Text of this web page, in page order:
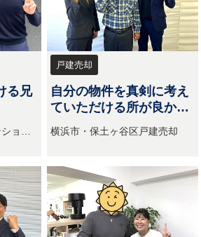
る兄
ョン
戸建売却
自分の物件を真剣に考え
ていただける所が良かっ
た。
横浜市・保土ヶ谷区戸建売却